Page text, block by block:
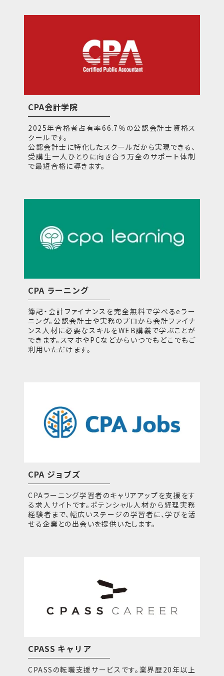
CPA会計学院
2025年合格者占有率66.7％の公認会計士資格ス
クールです。
公認会計士に特化したスクールだから実現できる、
受講生一人ひとりに向き合う万全のサポート体制
で最短合格に導きます。
CPA ラーニング
簿記・会計ファイナンスを完全無料で学べるeラー
ニング。公認会計士や実務のプロから会計ファイナ
ンス人材に必要なスキルをWEB講義で学ぶことが
できます。スマホやPCなどからいつでもどこでもご
利用いただけます。
CPA ジョブズ
CPAラーニング学習者のキャリアアップを支援をす
る求人サイトです。ポテンシャル人材から経理実務
経験者まで、幅広いステージの学習者に、学びを活
せる企業との出会いを提供いたします。
CPASS キャリア
CPASSの転職支援サービスです。業界歴20年以上